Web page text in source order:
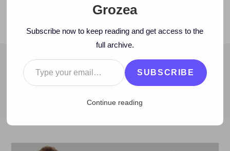
ENTREPRENEUR. FOUNDER/CEO MOCAPP.
BLOG
2012 > April > 5 > Muzica noua > MUSIC: Hi-Q – Albumul Când
Grozea
Subscribe now to keep reading and get access to the
full archive.
Type your email…
SUBSCRIBE
Continue reading